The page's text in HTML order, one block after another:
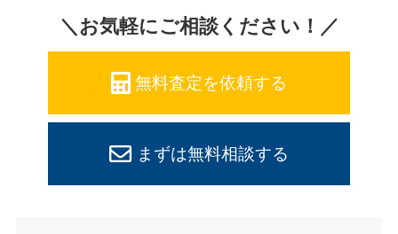
＼お気軽にご相談ください！／
無料査定を依頼する
まずは無料相談する